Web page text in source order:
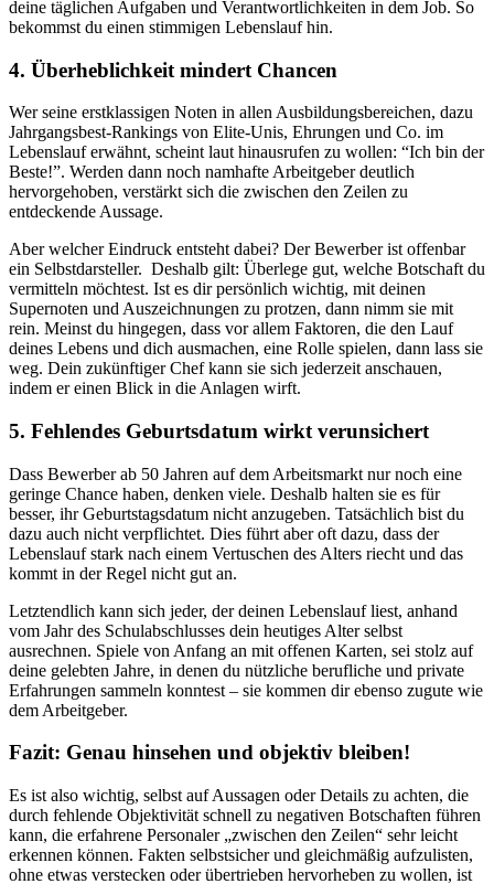
deine täglichen Aufgaben und Verantwortlichkeiten in dem Job. So
bekommst du einen stimmigen Lebenslauf hin.
4. Überheblichkeit mindert Chancen
Wer seine erstklassigen Noten in allen Ausbildungsbereichen, dazu
Jahrgangsbest-Rankings von Elite-Unis, Ehrungen und Co. im
Lebenslauf erwähnt, scheint laut hinausrufen zu wollen: “Ich bin der
Beste!”. Werden dann noch namhafte Arbeitgeber deutlich
hervorgehoben, verstärkt sich die zwischen den Zeilen zu
entdeckende Aussage.
Aber welcher Eindruck entsteht dabei? Der Bewerber ist offenbar
ein Selbstdarsteller. Deshalb gilt: Überlege gut, welche Botschaft du
vermitteln möchtest. Ist es dir persönlich wichtig, mit deinen
Supernoten und Auszeichnungen zu protzen, dann nimm sie mit
rein. Meinst du hingegen, dass vor allem Faktoren, die den Lauf
deines Lebens und dich ausmachen, eine Rolle spielen, dann lass sie
weg. Dein zukünftiger Chef kann sie sich jederzeit anschauen,
indem er einen Blick in die Anlagen wirft.
5. Fehlendes Geburtsdatum wirkt verunsichert
Dass Bewerber ab 50 Jahren auf dem Arbeitsmarkt nur noch eine
geringe Chance haben, denken viele. Deshalb halten sie es für
besser, ihr Geburtstagsdatum nicht anzugeben. Tatsächlich bist du
dazu auch nicht verpflichtet. Dies führt aber oft dazu, dass der
Lebenslauf stark nach einem Vertuschen des Alters riecht und das
kommt in der Regel nicht gut an.
Letztendlich kann sich jeder, der deinen Lebenslauf liest, anhand
vom Jahr des Schulabschlusses dein heutiges Alter selbst
ausrechnen. Spiele von Anfang an mit offenen Karten, sei stolz auf
deine gelebten Jahre, in denen du nützliche berufliche und private
Erfahrungen sammeln konntest – sie kommen dir ebenso zugute wie
dem Arbeitgeber.
Fazit: Genau hinsehen und objektiv bleiben!
Es ist also wichtig, selbst auf Aussagen oder Details zu achten, die
durch fehlende Objektivität schnell zu negativen Botschaften führen
kann, die erfahrene Personaler „zwischen den Zeilen“ sehr leicht
erkennen können. Fakten selbstsicher und gleichmäßig aufzulisten,
ohne etwas verstecken oder übertrieben hervorheben zu wollen, ist